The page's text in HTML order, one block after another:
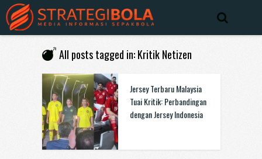
All posts tagged in: Kritik Netizen
Jersey Terbaru Malaysia
Tuai Kritik: Perbandingan
dengan Jersey Indonesia